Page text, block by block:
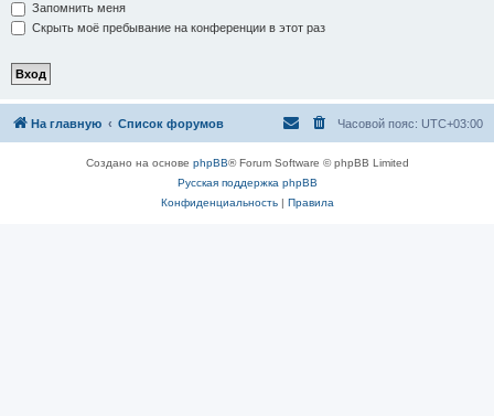
Запомнить меня
Скрыть моё пребывание на конференции в этот раз
На главную Список форумов Часовой пояс: UTC+03:00
Создано на основе phpBB® Forum Software © phpBB Limited
Русская поддержка phpBB
Конфиденциальность| Правила